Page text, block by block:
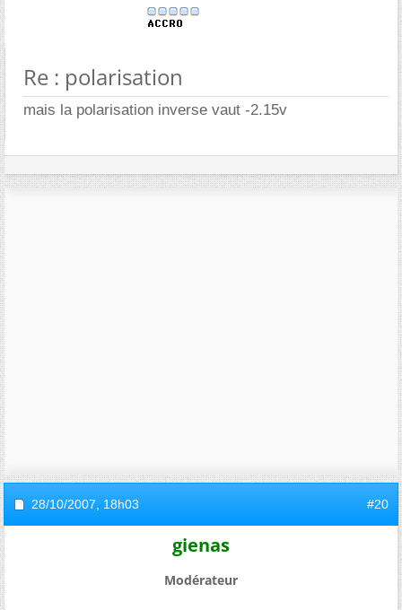
Re : polarisation
mais la polarisation inverse vaut -2.15v
28/10/2007, 18h03 #20
gienas
Modérateur